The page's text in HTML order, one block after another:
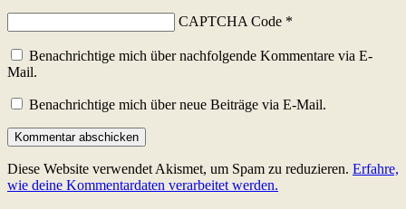
CAPTCHA Code *
Benachrichtige mich über nachfolgende Kommentare via E-
Mail.
Benachrichtige mich über neue Beiträge via E-Mail.
Diese Website verwendet Akismet, um Spam zu reduzieren. Erfahre,
wie deine Kommentardaten verarbeitet werden.